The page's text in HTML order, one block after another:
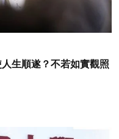
生順遂？不若如實觀照